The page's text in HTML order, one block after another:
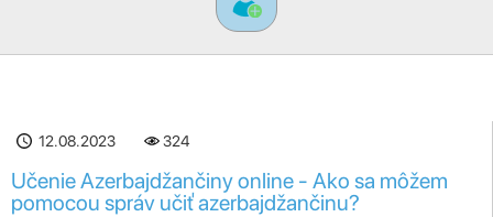
12.08.2023 324
Učenie Azerbajdžančiny online - Ako sa môžem
pomocou správ učiť azerbajdžančinu?